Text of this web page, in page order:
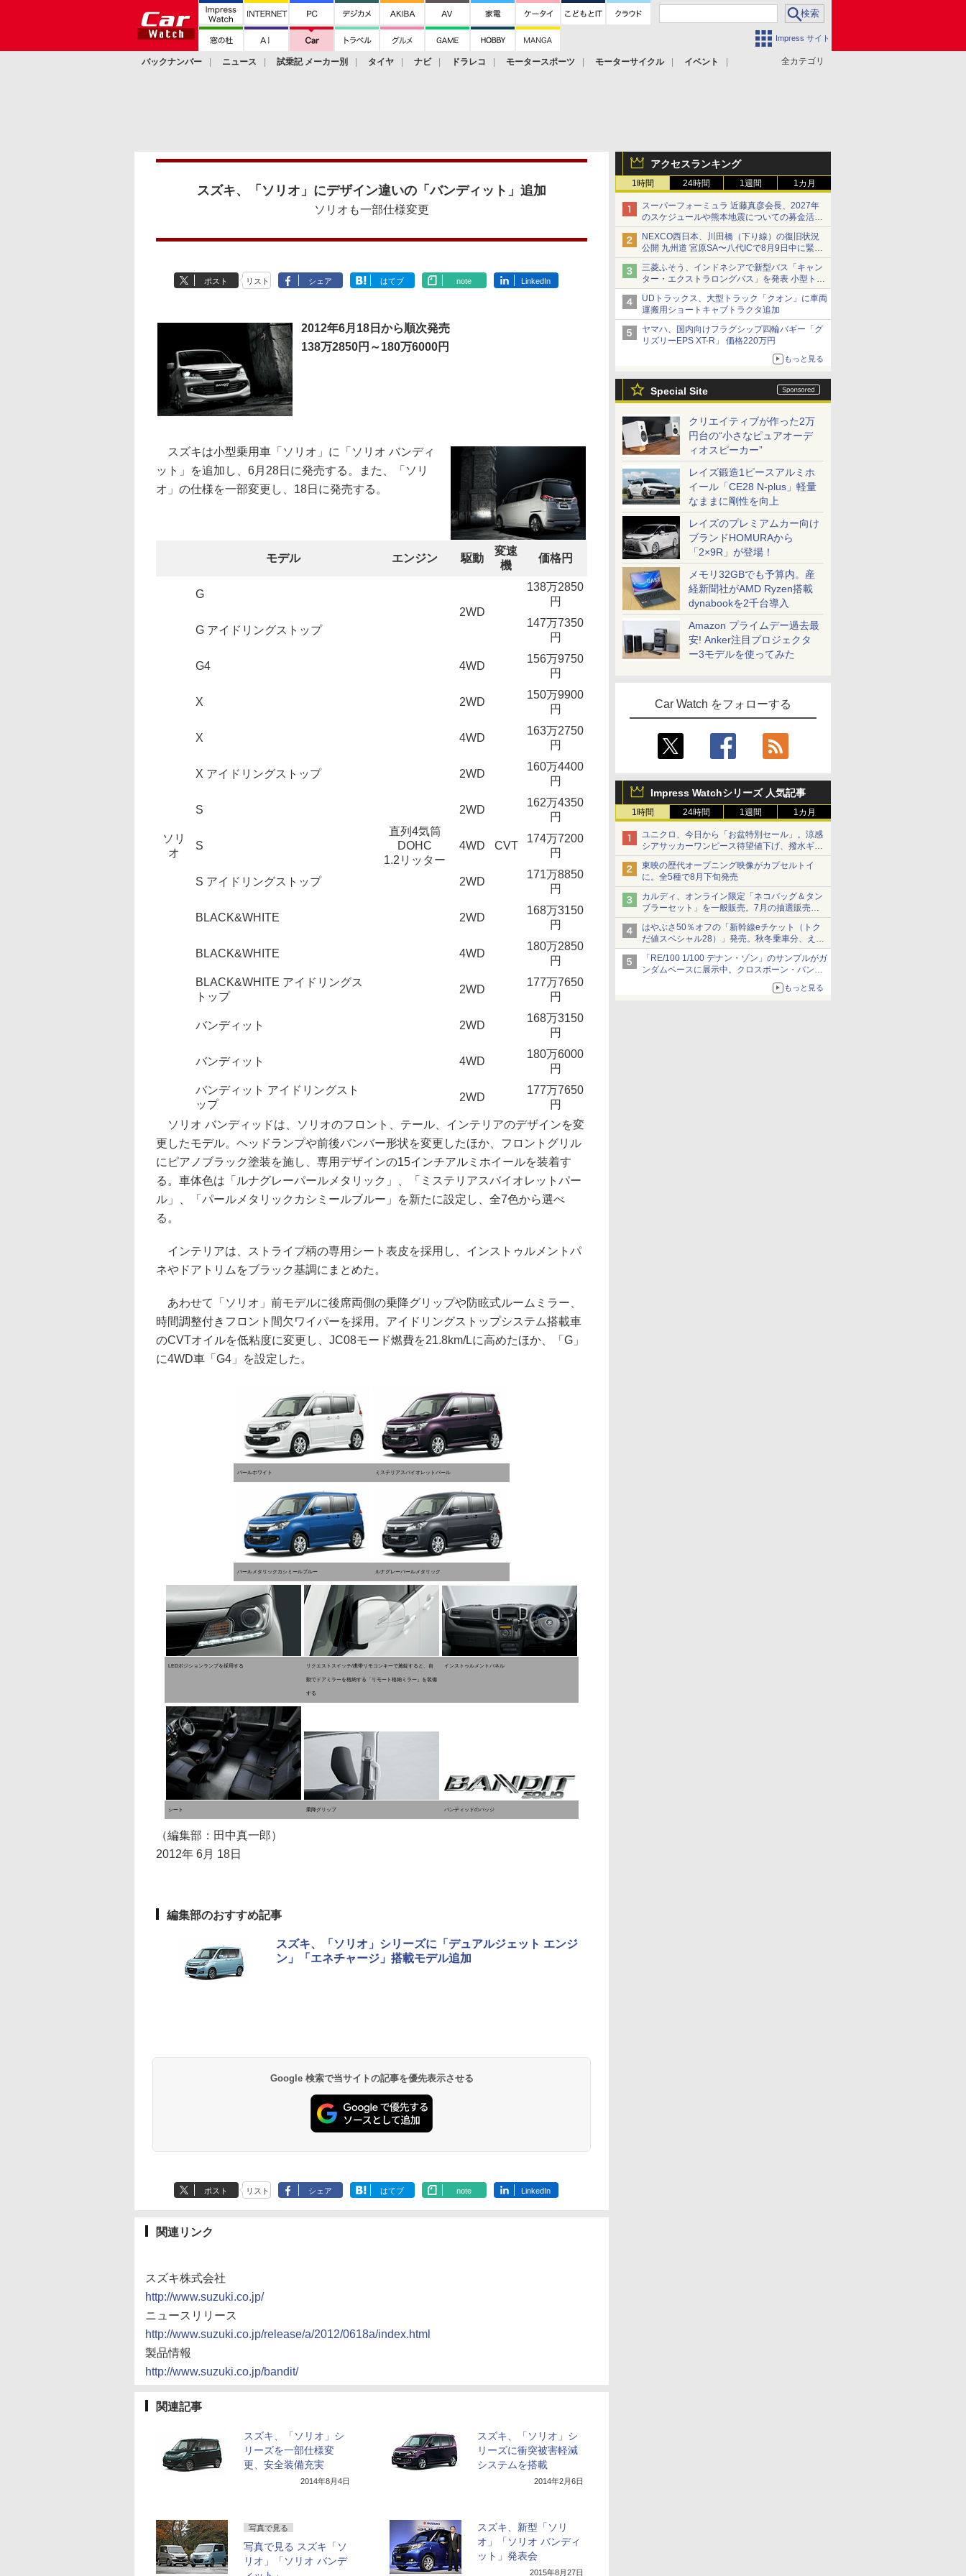
Impress サイト
全カテゴリ
バックナンバー ニュース 試乗記 メーカー別 タイヤ ナビ ドラレコ モータースポーツ モーターサイクル
イベント
アクセスランキング
1時間 24時間 1週間 1カ月
スーパーフォーミュラ 近藤真彦会長、2027年
のスケジュールや熊本地震についての募金活動
を紹介
NEXCO西日本、川田橋（下り線）の復旧状況
公開 九州道 宮原SA〜八代ICで8月9日中に緊急
車両を通行可能に
三菱ふそう、インドネシアで新型バス「キャン
ター・エクストラロングバス」を発表 小型トラ
ックベースの観光・旅客輸送向けバス
UDトラックス、大型トラック「クオン」に車両
運搬用ショートキャブトラクタ追加
ヤマハ、国内向けフラグシップ四輪バギー「グ
リズリーEPS XT-R」 価格220万円
もっと見る
Special Site
クリエイティブが作った2万
円台の“小さなピュアオーデ
ィオスピーカー”
レイズ鍛造1ピースアルミホ
イール「CE28 N-plus」軽量
なままに剛性を向上
レイズのプレミアムカー向け
ブランドHOMURAから
「2×9R」が登場！
メモリ32GBでも予算内。産
経新聞社がAMD Ryzen搭載
dynabookを2千台導入
Amazon プライムデー過去最
安! Anker注目プロジェクタ
ー3モデルを使ってみた
Car Watch をフォローする
Impress Watchシリーズ 人気記事
1時間 24時間 1週間 1カ月
ユニクロ、今日から「お盆特別セール」。涼感
シアサッカーワンピース待望値下げ、撥水ギア
ショーツは1990円に
東映の歴代オープニング映像がカプセルトイ
に。全5種で8月下旬発売
カルディ、オンライン限定「ネコバッグ＆タン
ブラーセット」を一般販売。7月の抽選販売の
当選無効分
はやぶさ50％オフの「新幹線eチケット（トク
だ値スペシャル28）」発売。秋冬乗車分、えき
ねっと限定
「RE/100 1/100 デナン・ゾン」のサンプルがガ
ンダムベースに展示中。クロスボーン・バンガ
ードの制式量産機が間もなく発送【ガンダムベ
もっと見る
スズキ、「ソリオ」にデザイン違いの「バンディット」追加
ソリオも一部仕様変更
ポスト リスト シェア はてブ note LinkedIn
2012年6月18日から順次発売
138万2850円～180万6000円
スズキは小型乗用車「ソリオ」に「ソリオ バンディ
ット」を追加し、6月28日に発売する。また、「ソリ
オ」の仕様を一部変更し、18日に発売する。
モデル エンジン 駆動
変速
機
価格円
ソリ
オ
G
直列4気筒
DOHC
1.2リッター
2WD
CVT
138万2850
円
G アイドリングストップ
147万7350
円
G4 4WD
156万9750
円
X 2WD
150万9900
円
X 4WD
163万2750
円
X アイドリングストップ 2WD
160万4400
円
S 2WD
162万4350
円
S 4WD
174万7200
円
S アイドリングストップ 2WD
171万8850
円
BLACK&WHITE 2WD
168万3150
円
BLACK&WHITE 4WD
180万2850
円
BLACK&WHITE アイドリングス
トップ
2WD
177万7650
円
バンディット 2WD
168万3150
円
バンディット 4WD
180万6000
円
バンディット アイドリングスト
ップ
2WD
177万7650
円
ソリオ バンディッドは、ソリオのフロント、テール、インテリアのデザインを変
更したモデル。ヘッドランプや前後バンバー形状を変更したほか、フロントグリル
にピアノブラック塗装を施し、専用デザインの15インチアルミホイールを装着す
る。車体色は「ルナグレーパールメタリック」、「ミステリアスバイオレットパー
ル」、「パールメタリックカシミールブルー」を新たに設定し、全7色から選べ
る。
インテリアは、ストライプ柄の専用シート表皮を採用し、インストゥルメントパ
ネやドアトリムをブラック基調にまとめた。
あわせて「ソリオ」前モデルに後席両側の乗降グリップや防眩式ルームミラー、
時間調整付きフロント間欠ワイパーを採用。アイドリングストップシステム搭載車
のCVTオイルを低粘度に変更し、JC08モード燃費を21.8km/Lに高めたほか、「G」
に4WD車「G4」を設定した。
パールホワイト ミステリアスバイオレットパール
パールメタリックカシミールブルー ルナグレーパールメタリック
LEDポジションランプを採用する リクエストスイッチ/携帯リモコンキーで施錠すると、自
動でドアミラーを格納する「リモート格納ミラー」を装備
する
インストゥルメントパネル
シート 乗降グリップ バンディッドのバッジ
（編集部：田中真一郎）
2012年 6月 18日
編集部のおすすめ記事
スズキ、「ソリオ」シリーズに「デュアルジェット エンジ
ン」「エネチャージ」搭載モデル追加
Google 検索で当サイトの記事を優先表示させる
ポスト リスト シェア はてブ note LinkedIn
関連リンク
スズキ株式会社
http://www.suzuki.co.jp/
ニュースリリース
http://www.suzuki.co.jp/release/a/2012/0618a/index.html
製品情報
http://www.suzuki.co.jp/bandit/
関連記事
スズキ、「ソリオ」シ
リーズを一部仕様変
更、安全装備充実
2014年8月4日
スズキ、「ソリオ」シ
リーズに衝突被害軽減
システムを搭載
2014年2月6日
写真で見る
写真で見る スズキ「ソ
リオ」「ソリオ バンデ
スズキ、新型「ソリ
オ」「ソリオ バンディ
ット」発表会
2015年8月27日